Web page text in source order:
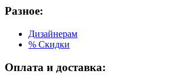
Разное:
Дизайнерам
% Скидки
Оплата и доставка: